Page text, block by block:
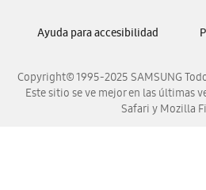
Samsung
Copyright© 1995-2025 SAMSUNG
Este sitio se ve mejor en las últimas
Safari y Mozilla
Ayuda para accesibilidad